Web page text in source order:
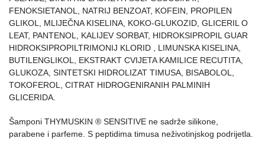
FENOKSIETANOL, NATRIJ BENZOAT, KOFEIN, PROPILEN
GLIKOL, MLIJEČNA KISELINA, KOKO-GLUKOZID, GLICERIL O
LEAT, PANTENOL, KALIJEV SORBAT, HIDROKSIPROPIL GUAR
HIDROKSIPROPILTRIMONIJ KLORID , LIMUNSKA KISELINA,
BUTILENGLIKOL, EKSTRAKT CVIJETA KAMILICE RECUTITA,
GLUKOZA, SINTETSKI HIDROLIZAT TIMUSA, BISABOLOL,
TOKOFEROL, CITRAT HIDROGENIRANIH PALMINIH
GLICERIDA.
Šamponi THYMUSKIN ® SENSITIVE ne sadrže silikone,
parabene i parfeme. S peptidima timusa neživotinjskog podrijetla.